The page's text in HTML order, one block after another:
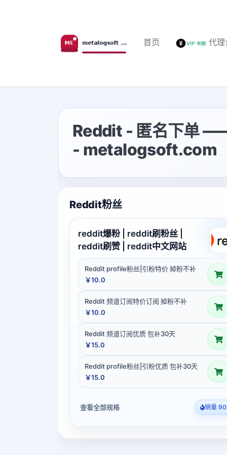
首页 代理
Reddit - 匿名下单
- metalogsoft.com
Reddit粉丝
reddit爆粉 | reddit刷粉丝 |
reddit刷赞 | reddit中文网站
Reddit profile粉丝|引粉特价 掉粉不补
￥10.0
Reddit 频道订阅特价订阅 掉粉不补
￥10.0
Reddit 频道订阅优质 包补30天
￥15.0
Reddit profile粉丝|引粉优质 包补30天
￥15.0
查看全部规格 销量